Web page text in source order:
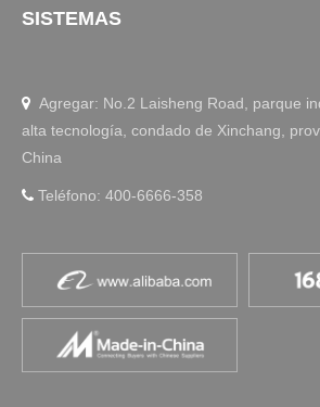
SISTEMAS
 Agregar: No.2 Laisheng Road, parque
alta tecnología, condado de Xinchang,
China
 Teléfono: 400-6666-358